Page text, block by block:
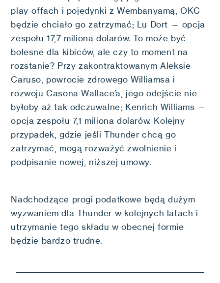
play-offach i pojedynki z Wembanyamą, OKC
będzie chciało go zatrzymać; Lu Dort — opcja
zespołu 17,7 miliona dolarów. To może być
bolesne dla kibiców, ale czy to moment na
rozstanie? Przy zakontraktowanym Aleksie
Caruso, powrocie zdrowego Williamsa i
rozwoju Casona Wallace’a, jego odejście nie
byłoby aż tak odczuwalne; Kenrich Williams —
opcja zespołu 7,1 miliona dolarów. Kolejny
przypadek, gdzie jeśli Thunder chcą go
zatrzymać, mogą rozważyć zwolnienie i
podpisanie nowej, niższej umowy.
Nadchodzące progi podatkowe będą dużym
wyzwaniem dla Thunder w kolejnych latach i
utrzymanie tego składu w obecnej formie
będzie bardzo trudne.